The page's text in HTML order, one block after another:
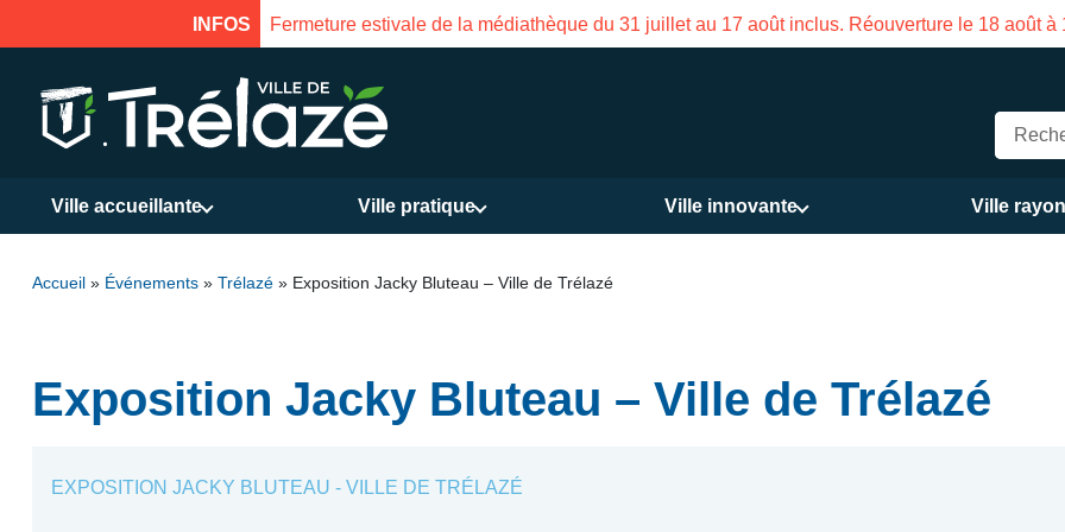
INFOS Fermeture estivale de la médiathèque du 31 juillet au 17 août inclus. Réouverture le 18 août à
Ville accueillante Ville pratique Ville innovante Ville
Accueil » Événements » Trélazé » Exposition Jacky Bluteau – Ville de Trélazé
Exposition Jacky Bluteau – Ville de Trélazé
EXPOSITION JACKY BLUTEAU - VILLE DE TRÉLAZÉ